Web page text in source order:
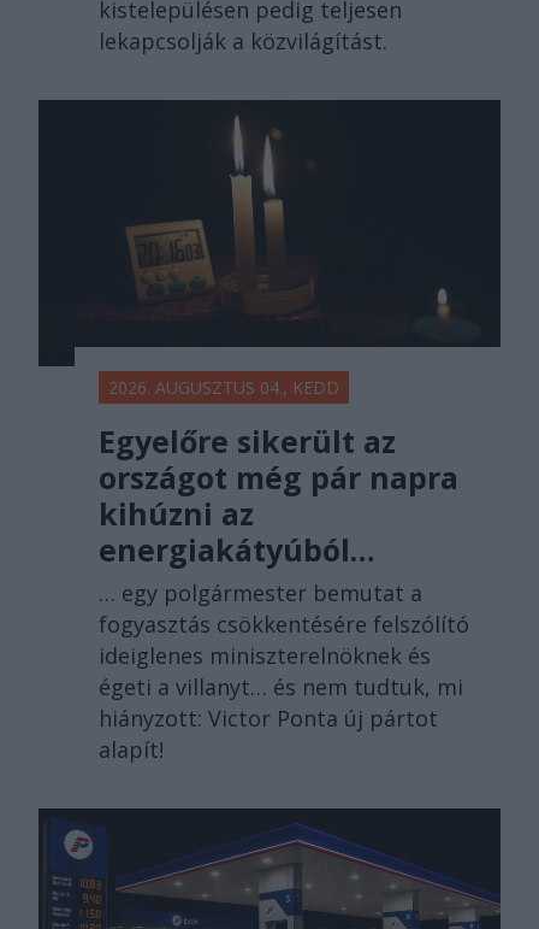
kistelepülésen pedig teljesen
lekapcsolják a közvilágítást.
2026. AUGUSZTUS 04., KEDD
Egyelőre sikerült az
országot még pár napra
kihúzni az
energiakátyúból…
… egy polgármester bemutat a
fogyasztás csökkentésére felszólító
ideiglenes miniszterelnöknek és
égeti a villanyt… és nem tudtuk, mi
hiányzott: Victor Ponta új pártot
alapít!